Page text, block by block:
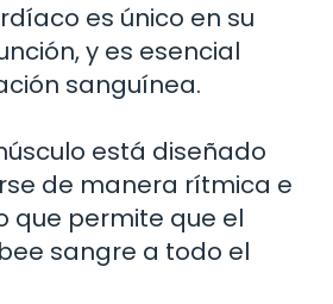
es único en su
y es esencial
sanguínea.
está diseñado
de manera rítmica e
que permite que el
sangre a todo el